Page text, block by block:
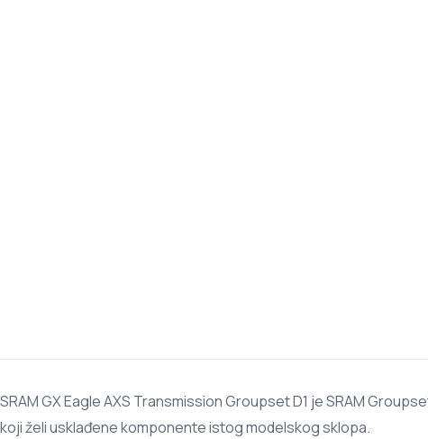
SRAM GX Eagle AXS Transmission Groupset D1 je SRAM
koji želi usklađene komponente istog modelskog sklopa.